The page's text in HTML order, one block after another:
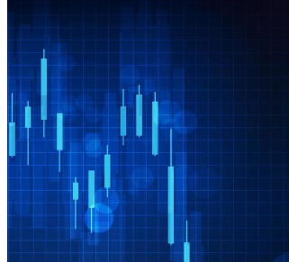
Modèles
Vecteurs
Vidéos
Motion graphics
Images Éditoriales
Événements Éditoriaux